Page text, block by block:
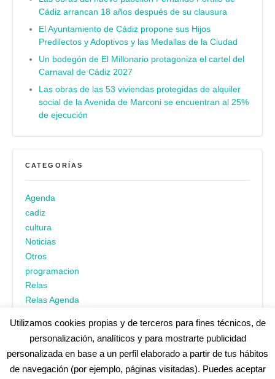
Cádiz arrancan 18 años después de su clausura
El Ayuntamiento de Cádiz propone sus Hijos
Predilectos y Adoptivos y las Medallas de la Ciudad
Un bodegón de El Millonario protagoniza el cartel del
Carnaval de Cádiz 2027
Las obras de las 53 viviendas protegidas de alquiler
social de la Avenida de Marconi se encuentran al 25%
de ejecución
CATEGORÍAS
Agenda
cadiz
cultura
Noticias
Otros
programacion
Relas
Relas Agenda
Utilizamos cookies propias y de terceros para fines técnicos, de
personalización, analíticos y para mostrarte publicidad
personalizada en base a un perfil elaborado a partir de tus hábitos
de navegación (por ejemplo, páginas visitadas). Puedes aceptar